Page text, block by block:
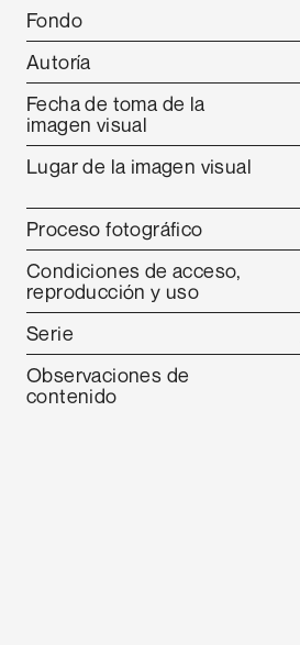
Fondo
Autoría
Fecha de toma de la
imagen visual
Lugar de la imagen visual
Proceso fotográfico
Condiciones de acceso,
reproducción y uso
Serie
Observaciones de
contenido